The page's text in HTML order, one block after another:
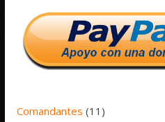
Comandantes (11)